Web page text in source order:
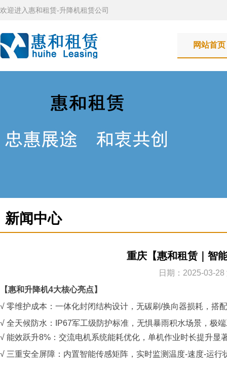
欢迎进入惠和租赁-升降机租赁公司
网站首页
新闻中心
重庆【惠和租赁｜智
日期：2025-03-
【惠和升降机4大核心亮点】
√ 零维护成本：一体化封闭结构设计，无碳刷/换向器损耗，搭
√ 全天候防水：IP67军工级防护标准，无惧暴雨积水场景，极
√ 能效跃升8%：交流电机系统能耗优化，单机作业时长提升显
√ 三重安全屏障：内置智能传感矩阵，实时监测温度-速度-运行